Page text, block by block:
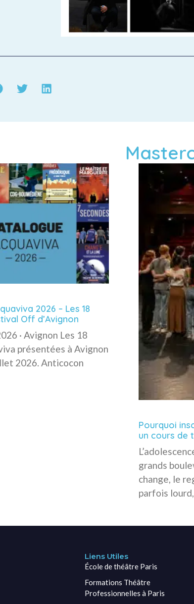
2026 – Les 18
Off d’Avignon
· Avignon Les 18
présentées à Avignon
2026. Anticocon
Pourquoi
un cours de
grands
change, le
parfois
Liens Utiles
École de théâtre Paris
Formations Théâtre
Professionnelles à Paris